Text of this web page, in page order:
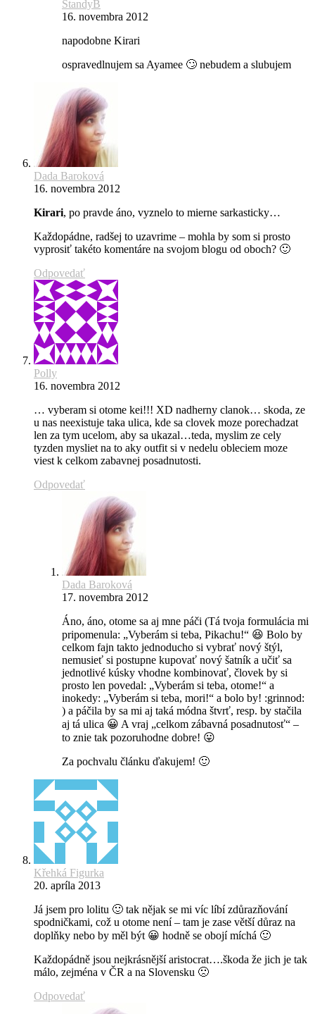
StandyB
16. novembra 2012
napodobne Kirari
ospravedlnujem sa Ayamee 🙄 nebudem a slubujem
Dada Baroková
16. novembra 2012
Kirari, po pravde áno, vyznelo to mierne sarkasticky…
Každopádne, radšej to uzavrime – mohla by som si prosto
vyprosiť takéto komentáre na svojom blogu od oboch? 🙂
Odpovedať
Polly
16. novembra 2012
… vyberam si otome kei!!! XD nadherny clanok… skoda, ze
u nas neexistuje taka ulica, kde sa clovek moze porechadzat
len za tym ucelom, aby sa ukazal…teda, myslim ze cely
tyzden mysliet na to aky outfit si v nedelu obleciem moze
viest k celkom zabavnej posadnutosti.
Odpovedať
Dada Baroková
17. novembra 2012
Áno, áno, otome sa aj mne páči (Tá tvoja formulácia mi
pripomenula: „Vyberám si teba, Pikachu!“ 😆 Bolo by
celkom fajn takto jednoducho si vybrať nový štýl,
nemusieť si postupne kupovať nový šatník a učiť sa
jednotlivé kúsky vhodne kombinovať, človek by si
prosto len povedal: „Vyberám si teba, otome!“ a
inokedy: „Vyberám si teba, mori!“ a bolo by! :grinnod:
) a páčila by sa mi aj taká módna štvrť, resp. by stačila
aj tá ulica 😀 A vraj „celkom zábavná posadnutosť“ –
to znie tak pozoruhodne dobre! 😛
Za pochvalu článku ďakujem! 🙂
Křehká Figurka
20. apríla 2013
Já jsem pro lolitu 🙂 tak nějak se mi víc líbí zdůrazňování
spodničkami, což u otome není – tam je zase větší důraz na
doplňky nebo by měl být 😀 hodně se obojí míchá 🙂
Každopádně jsou nejkrásnější aristocrat….škoda že jich je tak
málo, zejména v ČR a na Slovensku 🙁
Odpovedať